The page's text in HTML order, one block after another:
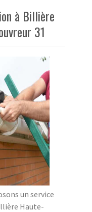
à Billière
31
un service
Haute-